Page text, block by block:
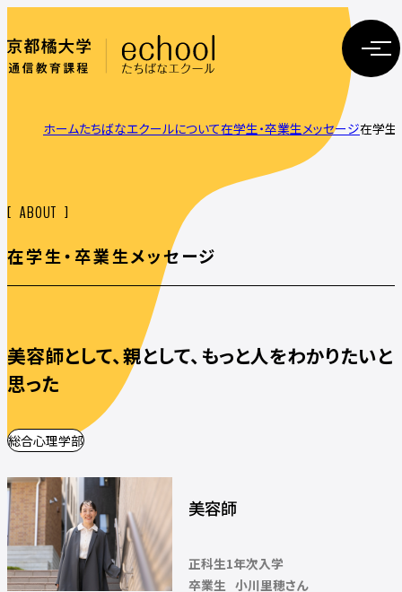
ホームたちばなエクールについて在学生・卒業生メッセージ在学生
ABOUT
在学生・卒業生メッセージ
美容師として、親として、もっと人をわかりたいと
思った
総合心理学部
美容師
正科生1年次入学
卒業生 小川里穂さん